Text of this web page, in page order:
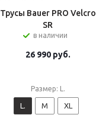
Трусы Bauer PRO Velcro
SR
в наличии
26 990руб.
Размер: L.
L. M XL